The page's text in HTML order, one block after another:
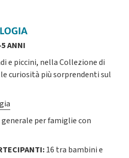
ANNI
e piccini, nella Collezione di
curiosità più sorprendenti sul
per famiglie con
16 tra bambini e